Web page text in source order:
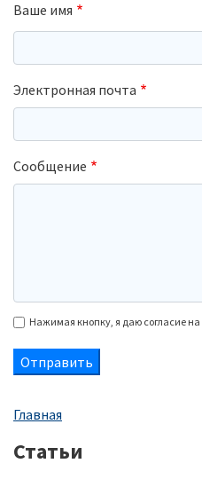
Ваше имя
Электронная почта
Сообщение
Нажимая кнопку, я даю согласие на
Строка
Главная
Статьи